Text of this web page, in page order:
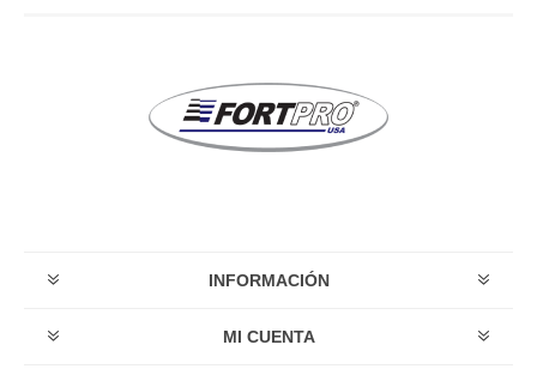
INFORMACIÓN
MI CUENTA